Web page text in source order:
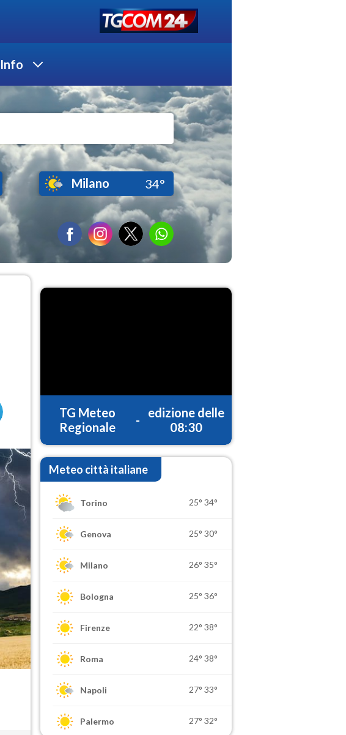
Info
Milano 34°
TG Meteo
Regionale
-
edizione delle
08:30
Meteo città italiane
Torino 25° 34°
Genova 25° 30°
Milano 26° 35°
Bologna 25° 36°
Firenze 22° 38°
Roma 24° 38°
Napoli 27° 33°
Palermo 27° 32°